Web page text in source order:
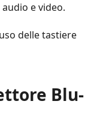
e video.
delle tastiere
Blu-